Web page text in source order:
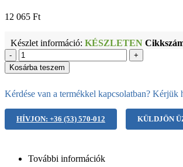
12 065 Ft
Készlet információ: KÉSZLETEN
-
+
Kosárba teszem
Kérdése van a termékkel kapcsolatban?
HÍVJON: +36 (53) 570-012 KÜLDJÖN
További információk